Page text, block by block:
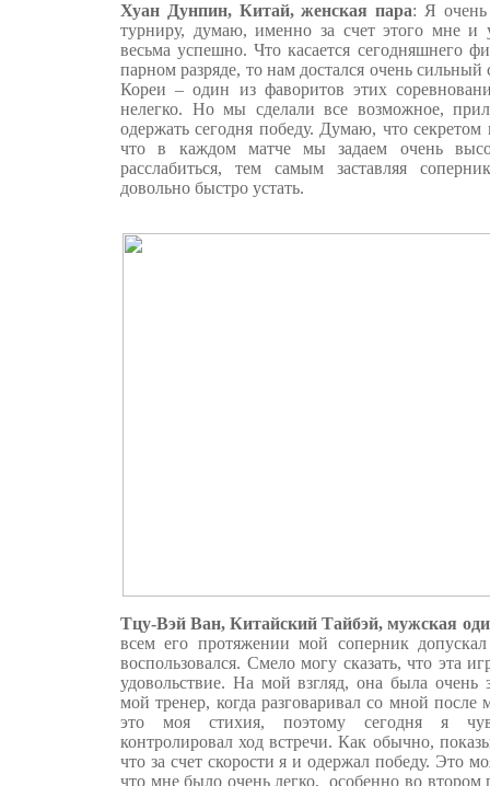
Хуан Дунпин, Китай, женская пара: Я очень
турниру, думаю, именно за счет этого мне и
весьма успешно. Что касается сегодняшнего
парном разряде, то нам достался очень
Кореи – один из фаворитов этих
нелегко. Но мы сделали все возможное,
одержать сегодня победу. Думаю, что секретом
что в каждом матче мы задаем очень
расслабиться, тем самым заставляя
довольно быстро устать.
Тцу-Вэй Ван, Китайский Тайбэй, мужская
всем его протяжении мой соперник
воспользовался. Смело могу сказать, что эта
удовольствие. На мой взгляд, она была
мой тренер, когда разговаривал со мной
это моя стихия, поэтому сегодня я
контролировал ход встречи. Как обычно,
что за счет скорости я и одержал победу. Это
что мне было очень легко, особенно во втором